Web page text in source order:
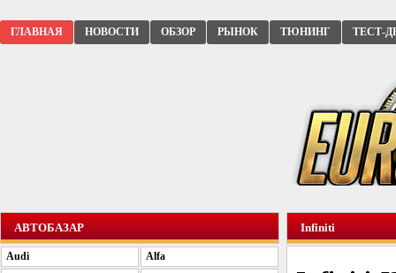
ГЛАВНАЯ НОВОСТИ ОБЗОР РЫНОК ТЮНИНГ ТЕСТ-
Infiniti
АВТОБАЗАР
Audi
Alfa